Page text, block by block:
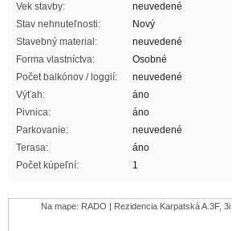
Vek stavby:
neuvedené
Stav nehnuteľnosti:
Nový
Stavebný material:
neuvedené
Forma vlastníctva:
Osobné
Počet balkónov / loggií:
neuvedené
Výťah:
áno
Pivnica:
áno
Parkovanie:
neuvedené
Terasa:
áno
Počet kúpeľní:
1
Na mape: RADO | Rezidencia Karpatská A.3F,